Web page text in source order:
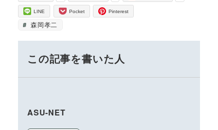
LINE Pocket Pinterest
森岡孝二
この記事を書いた人
ASU-NET